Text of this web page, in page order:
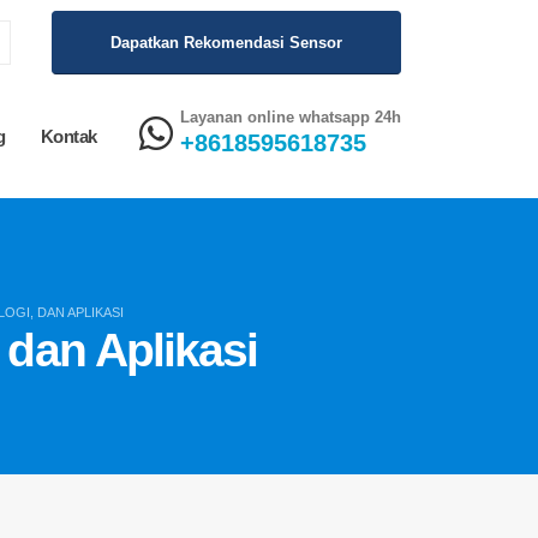
Dapatkan Rekomendasi Sensor
Kontak
Layanan online whatsapp 24h
+8618595618735
DAN APLIKASI
Aplikasi